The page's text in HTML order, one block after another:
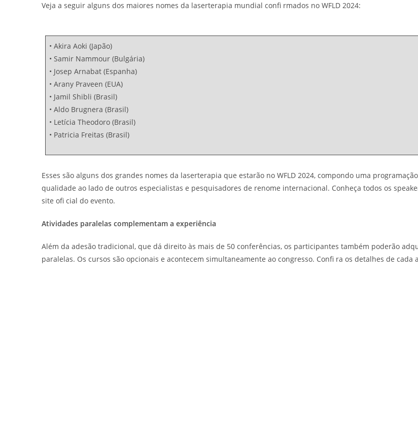
Veja a seguir alguns dos maiores nomes da laserterapia mundial confi rmados no WFLD 2024:
• Akira Aoki (Japão)
• Samir Nammour (Bulgária)
• Josep Arnabat (Espanha)
• Arany Praveen (EUA)
• Jamil Shibli (Brasil)
• Aldo Brugnera (Brasil)
• Letícia Theodoro (Brasil)
• Patricia Freitas (Brasil)
Esses são alguns dos grandes nomes da laserterapia que estarão no WFLD 2024, compondo uma
qualidade ao lado de outros especialistas e pesquisadores de renome internacional. Conheça todos os
site ofi cial do evento.
Atividades paralelas complementam a experiência
Além da adesão tradicional, que dá direito às mais de 50 conferências, os participantes também poderão
paralelas. Os cursos são opcionais e acontecem simultaneamente ao congresso. Confi ra os detalhes de cada